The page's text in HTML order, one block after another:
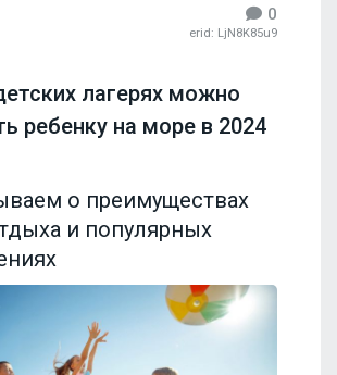
0
erid: LjN8K85u9
лагерях можно
ребенку на море в 2024
о преимуществах
и популярных